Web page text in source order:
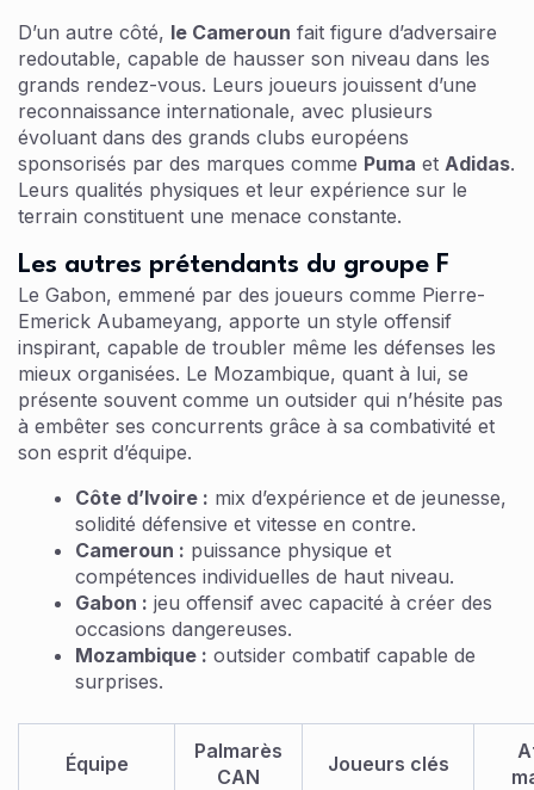
D’un autre côté, le Cameroun fait figure d’adversaire
redoutable, capable de hausser son niveau dans les
grands rendez-vous. Leurs joueurs jouissent d’une
reconnaissance internationale, avec plusieurs
évoluant dans des grands clubs européens
sponsorisés par des marques comme Puma et Adidas.
Leurs qualités physiques et leur expérience sur le
terrain constituent une menace constante.
Les autres prétendants du groupe F
Le Gabon, emmené par des joueurs comme Pierre-
Emerick Aubameyang, apporte un style offensif
inspirant, capable de troubler même les défenses les
mieux organisées. Le Mozambique, quant à lui, se
présente souvent comme un outsider qui n’hésite pas
à embêter ses concurrents grâce à sa combativité et
son esprit d’équipe.
Côte d’Ivoire : mix d’expérience et de jeunesse,
solidité défensive et vitesse en contre.
Cameroun : puissance physique et
compétences individuelles de haut niveau.
Gabon : jeu offensif avec capacité à créer des
occasions dangereuses.
Mozambique : outsider combatif capable de
surprises.
Équipe
Palmarès
CAN
Joueurs clés